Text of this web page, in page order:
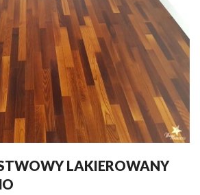
LAKIEROWANY